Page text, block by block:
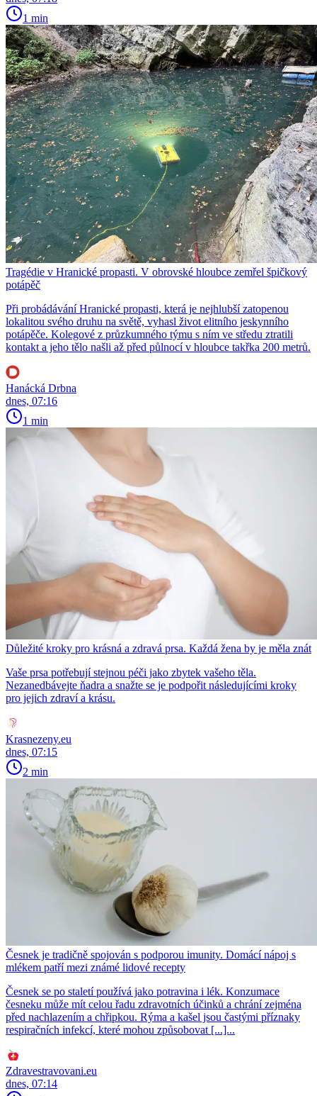
1 min
Tragédie v Hranické propasti. V obrovské hloubce zemřel špičkový
potápěč
Při probádávání Hranické propasti, která je nejhlubší zatopenou
lokalitou svého druhu na světě, vyhasl život elitního jeskynního
potápěče. Kolegové z průzkumného týmu s ním ve středu ztratili
kontakt a jeho tělo našli až před půlnocí v hloubce takřka 200 metrů.
Hanácká Drbna
dnes, 07:16
1 min
Důležité kroky pro krásná a zdravá prsa. Každá žena by je měla znát
Vaše prsa potřebují stejnou péči jako zbytek vašeho těla.
Nezanedbávejte ňadra a snažte se je podpořit následujícími kroky
pro jejich zdraví a krásu.
Krasnezeny.eu
dnes, 07:15
2 min
Česnek je tradičně spojován s podporou imunity. Domácí nápoj s
mlékem patří mezi známé lidové recepty
Česnek se po staletí používá jako potravina i lék. Konzumace
česneku může mít celou řadu zdravotních účinků a chrání zejména
před nachlazením a chřipkou. Rýma a kašel jsou častými příznaky
respiračních infekcí, které mohou způsobovat [...]...
Zdravestravovani.eu
dnes, 07:14